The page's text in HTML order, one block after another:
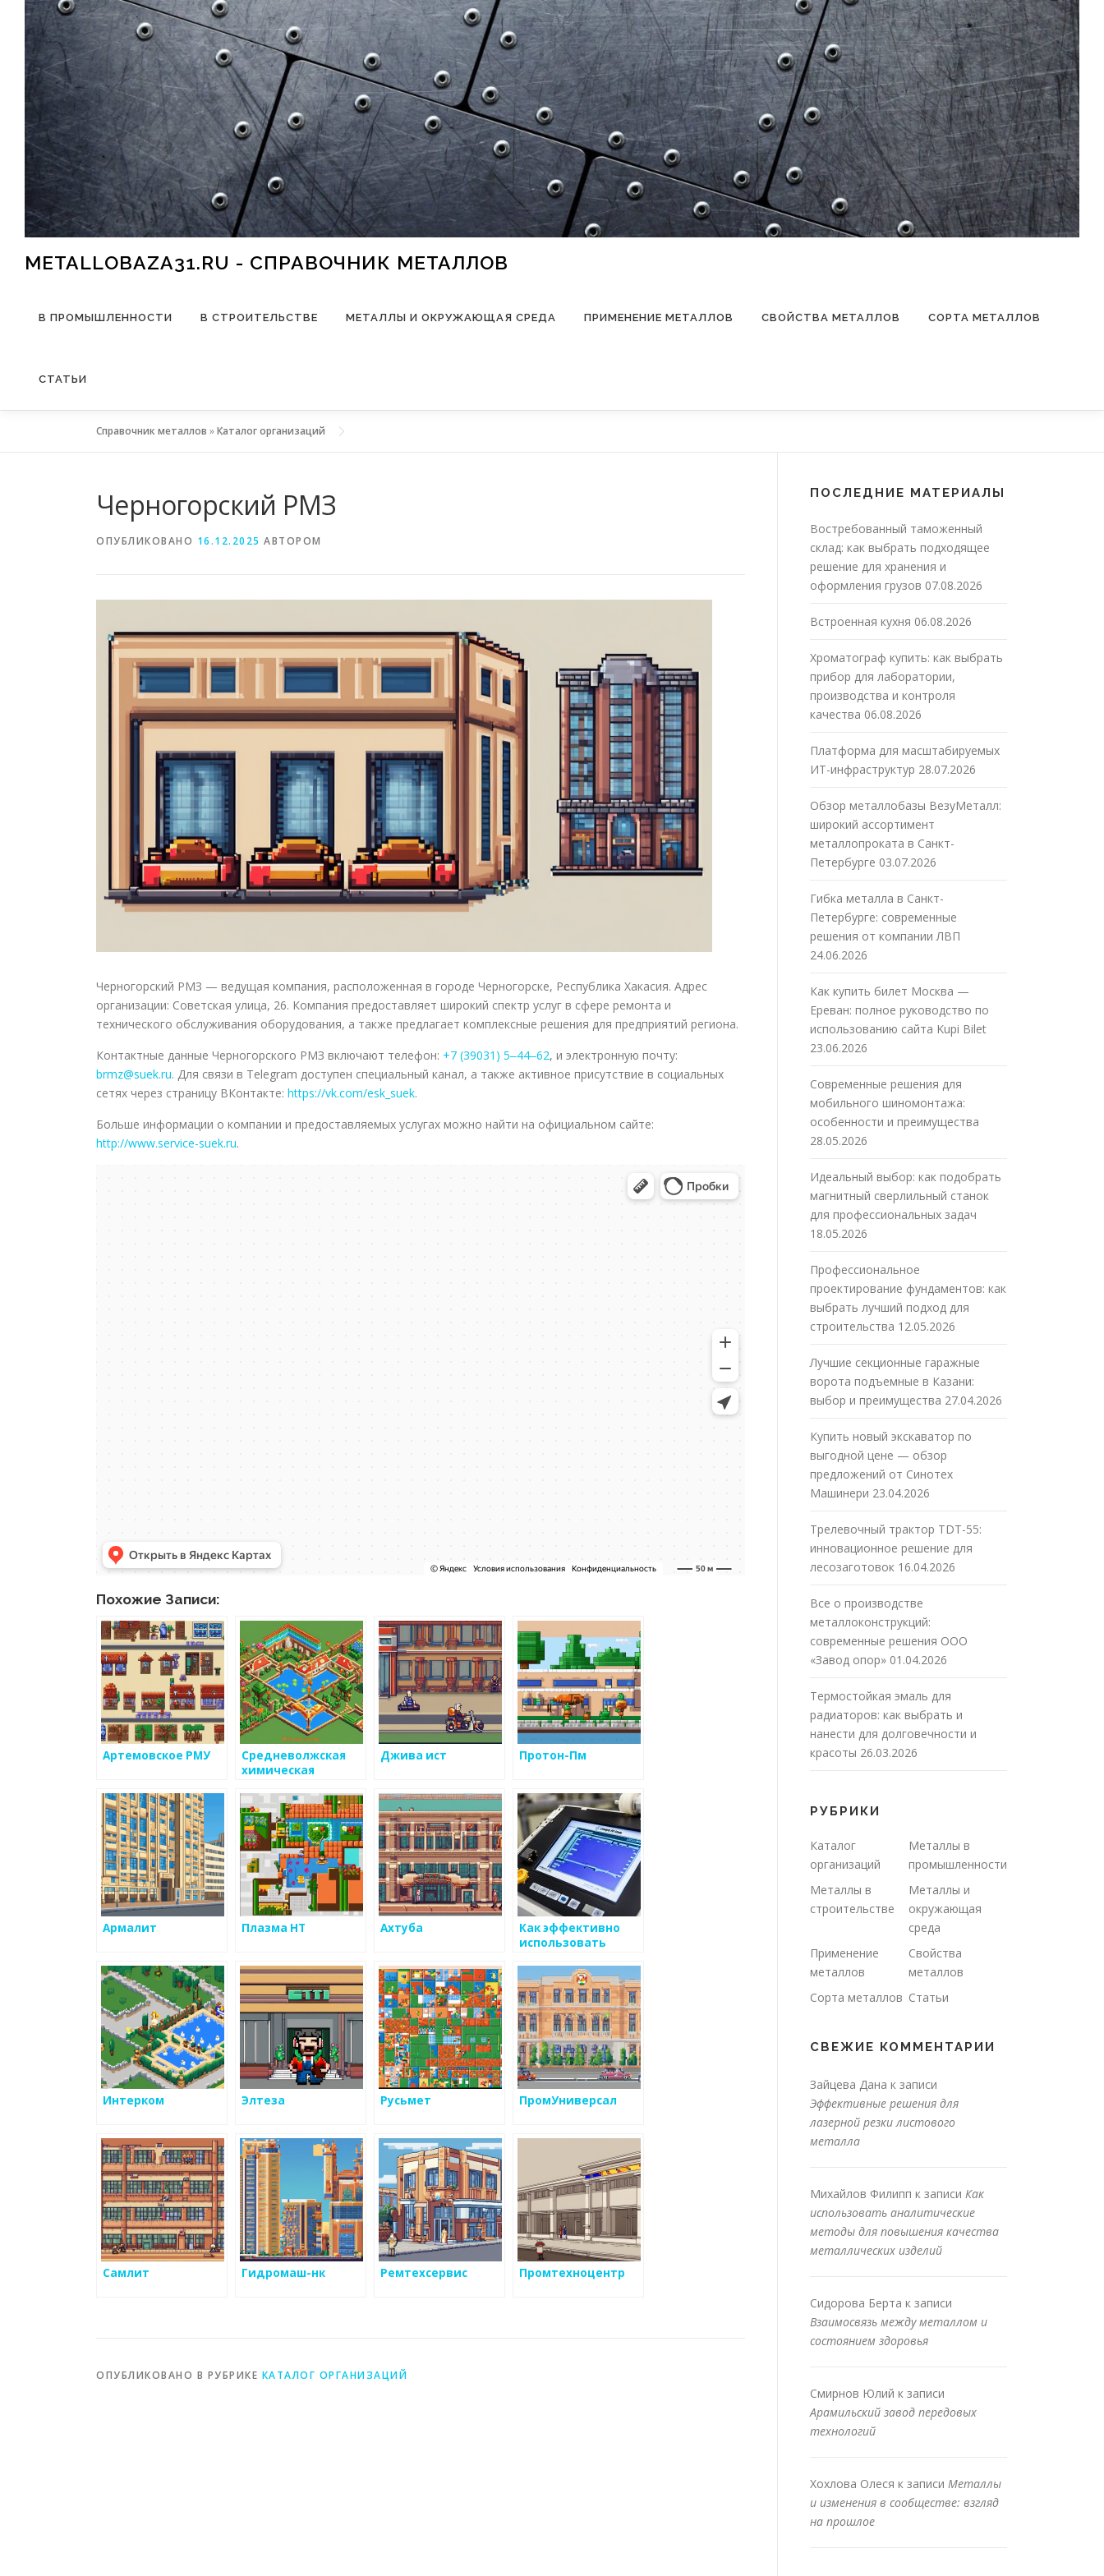
Перейти к содержимому
METALLOBAZA31.RU - СПРАВОЧНИК МЕТАЛЛОВ
В ПРОМЫШЛЕННОСТИ В СТРОИТЕЛЬСТВЕ МЕТАЛЛЫ И ОКРУЖАЮЩАЯ СРЕДА ПРИМЕНЕНИЕ МЕТАЛЛОВ СВОЙСТВА МЕТАЛЛОВ СОРТА МЕТАЛЛОВ
СТАТЬИ
Справочник металлов »Каталог организаций
Черногорский РМЗ
ОПУБЛИКОВАНО 16.12.2025 АВТОРОМ
Черногорский РМЗ — ведущая компания, расположенная в городе Черногорске, Республика Хакасия. Адрес
организации: Советская улица, 26. Компания предоставляет широкий спектр услуг в сфере ремонта и
технического обслуживания оборудования, а также предлагает комплексные решения для предприятий региона.
Контактные данные Черногорского РМЗ включают телефон: +7 (39031) 5‒44‒62, и электронную почту:
brmz@suek.ru. Для связи в Telegram доступен специальный канал, а также активное присутствие в социальных
сетях через страницу ВКонтакте: https://vk.com/esk_suek.
Больше информации о компании и предоставляемых услугах можно найти на официальном сайте:
http://www.service-suek.ru.
Похожие Записи:
Артемовское РМУ
Средневолжская
химическая
Джива ист Протон-Пм
Армалит Плазма НТ Ахтуба
Как эффективно
использовать
связи для развития
бизнеса в сфере
металоизделий
Интерком Элтеза Русьмет ПромУниверсал
Самлит Гидромаш-нк Ремтехсервис Промтехноцентр
ОПУБЛИКОВАНО В РУБРИКЕ КАТАЛОГ ОРГАНИЗАЦИЙ
ПОСЛЕДНИЕ МАТЕРИАЛЫ
Востребованный таможенный
склад: как выбрать подходящее
решение для хранения и
оформления грузов 07.08.2026
Встроенная кухня 06.08.2026
Хроматограф купить: как выбрать
прибор для лаборатории,
производства и контроля
качества 06.08.2026
Платформа для масштабируемых
ИТ-инфраструктур 28.07.2026
Обзор металлобазы ВезуМеталл:
широкий ассортимент
металлопроката в Санкт-
Петербурге 03.07.2026
Гибка металла в Санкт-
Петербурге: современные
решения от компании ЛВП
24.06.2026
Как купить билет Москва —
Ереван: полное руководство по
использованию сайта Kupi Bilet
23.06.2026
Современные решения для
мобильного шиномонтажа:
особенности и преимущества
28.05.2026
Идеальный выбор: как подобрать
магнитный сверлильный станок
для профессиональных задач
18.05.2026
Профессиональное
проектирование фундаментов: как
выбрать лучший подход для
строительства 12.05.2026
Лучшие секционные гаражные
ворота подъемные в Казани:
выбор и преимущества 27.04.2026
Купить новый экскаватор по
выгодной цене — обзор
предложений от Синотех
Машинери 23.04.2026
Трелевочный трактор TDT-55:
инновационное решение для
лесозаготовок 16.04.2026
Все о производстве
металлоконструкций:
современные решения ООО
«Завод опор» 01.04.2026
Термостойкая эмаль для
радиаторов: как выбрать и
нанести для долговечности и
красоты 26.03.2026
РУБРИКИ
Каталог
организаций
Металлы в
промышленности
Металлы в
строительстве
Металлы и
окружающая
среда
Применение
металлов
Свойства
металлов
Сорта металлов Статьи
СВЕЖИЕ КОММЕНТАРИИ
Зайцева Дана к записи
Эффективные решения для
лазерной резки листового
металла
Михайлов Филипп к записи Как
использовать аналитические
методы для повышения качества
металлических изделий
Сидорова Берта к записи
Взаимосвязь между металлом и
состоянием здоровья
Смирнов Юлий к записи
Арамильский завод передовых
технологий
Хохлова Олеся к записи Металлы
и изменения в сообществе: взгляд
на прошлое